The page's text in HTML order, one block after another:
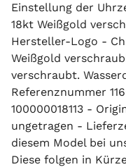
Einstellung der
18kt Weißgold
Hersteller-Logo -
Weißgold
verschraubt.
Referenznummer
100000018113 -
ungetragen -
diesem Model bei
Diese folgen in